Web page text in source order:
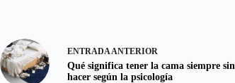
ENTRADAANTERIOR
Qué significa tener la cama siempre sin
hacer según la psicología